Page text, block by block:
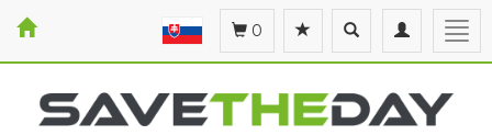
Toggle
navigation
Toggle
search
0